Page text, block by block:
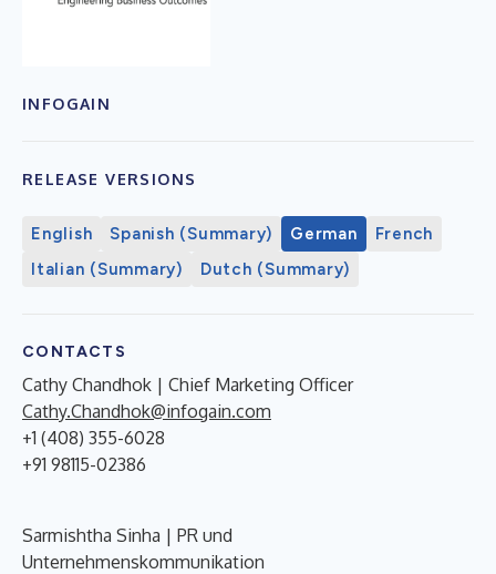
INFOGAIN
RELEASE VERSIONS
English Spanish (Summary) German
French
Italian (Summary)
Dutch (Summary)
CONTACTS
Cathy Chandhok | Chief Marketing Officer
Cathy.Chandhok@infogain.com
+1 (408) 355-6028
+91 98115-02386
Sarmishtha Sinha | PR und
Unternehmenskommunikation